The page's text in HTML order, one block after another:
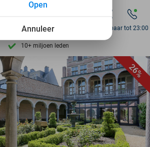
7 dagen per week beschikbaar
10+ miljoen leden
9,4 op basis van
Ontdek 15.000+ deals
7 dagen per week beschikbaar
10+ miljoen leden
Bereikbaar tot 23:00
26%
Annuleer
Open